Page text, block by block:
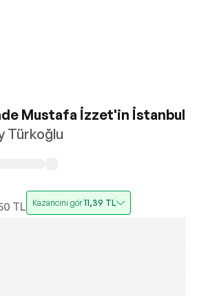
Mustafa İzzet'in İstanbul
Türkoğlu
TL Kazancını gör11,39 TL